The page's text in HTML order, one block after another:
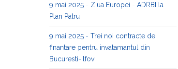
9 mai 2025 - Ziua Europei - ADRBI la
Plan Patru
9 mai 2025 - Trei noi contracte de
finantare pentru invatamantul din
Bucuresti-Ilfov